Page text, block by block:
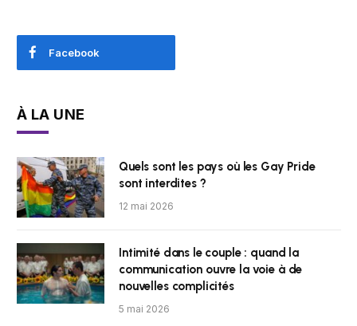
Facebook
À LA UNE
Quels sont les pays où les Gay Pride
sont interdites ?
12 mai 2026
Intimité dans le couple : quand la
communication ouvre la voie à de
nouvelles complicités
5 mai 2026